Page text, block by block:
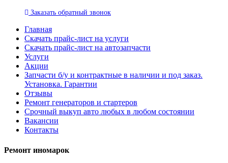
Заказать обратный звонок
Главная
Скачать прайс-лист на услуги
Скачать прайс-лист на автозапчасти
Услуги
Акции
Запчасти б/у и контрактные в наличии и под заказ.
Установка. Гарантии
Отзывы
Ремонт генераторов и стартеров
Cрочный выкуп авто любых в любом состоянии
Вакансии
Контакты
Ремонт иномарок